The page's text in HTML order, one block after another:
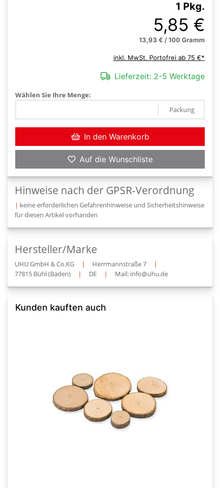
1 Pkg.
5,85 €
13,93 € / 100 Gramm
inkl. MwSt. Portofrei ab 75 €*
Lieferzeit: 2-5 Werktage
Wählen Sie Ihre Menge:
Packung
In den Warenkorb
Auf die Wunschliste
Hinweise nach der GPSR-Verordnung
| keine erforderlichen Gefahrenhinweise und Sicherheitshinweise
für diesen Artikel vorhanden
Hersteller/Marke
UHU GmbH & Co.KG | Herrmannstraße 7
|
77815 Bühl (Baden)
| DE | Mail: info@uhu.de
Kunden kauften auch